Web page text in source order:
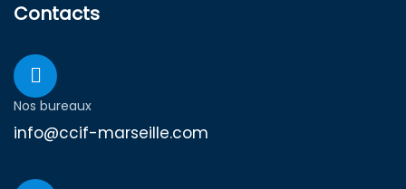
Contacts
Nos bureaux
info@ccif-marseille.com